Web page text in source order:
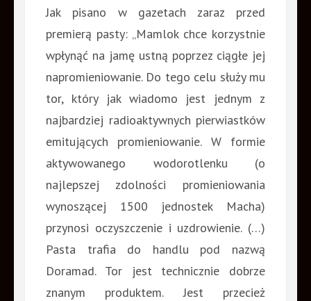
Jak pisano w gazetach zaraz przed
premierą pasty: „Mamlok chce korzystnie
wpłynąć na jamę ustną poprzez ciągłe jej
napromieniowanie. Do tego celu służy mu
tor, który jak wiadomo jest jednym z
najbardziej radioaktywnych pierwiastków
emitujących promieniowanie. W formie
aktywowanego wodorotlenku (o
najlepszej zdolności promieniowania
wynoszącej 1500 jednostek Macha)
przynosi oczyszczenie i uzdrowienie. (…)
Pasta trafia do handlu pod nazwą
Doramad. Tor jest technicznie dobrze
znanym produktem. Jest przecież